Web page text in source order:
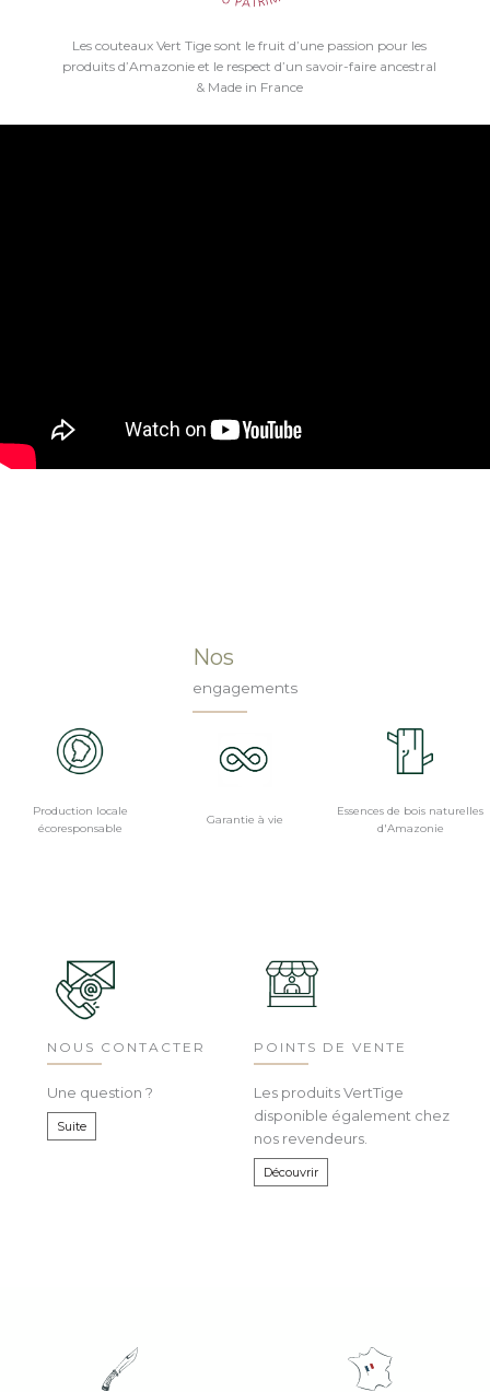
Les couteaux Vert Tige sont le fruit d’une passion pour les
produits d’Amazonie et le respect d’un savoir-faire ancestral
& Made in France
Nos
engagements
Production locale
écoresponsable
Garantie à vie
Essences de bois naturelles
d'Amazonie
NOUS CONTACTER
Une question ?
Suite
POINTS DE VENTE
Les produits VertTige
disponible également chez
nos revendeurs.
Découvrir